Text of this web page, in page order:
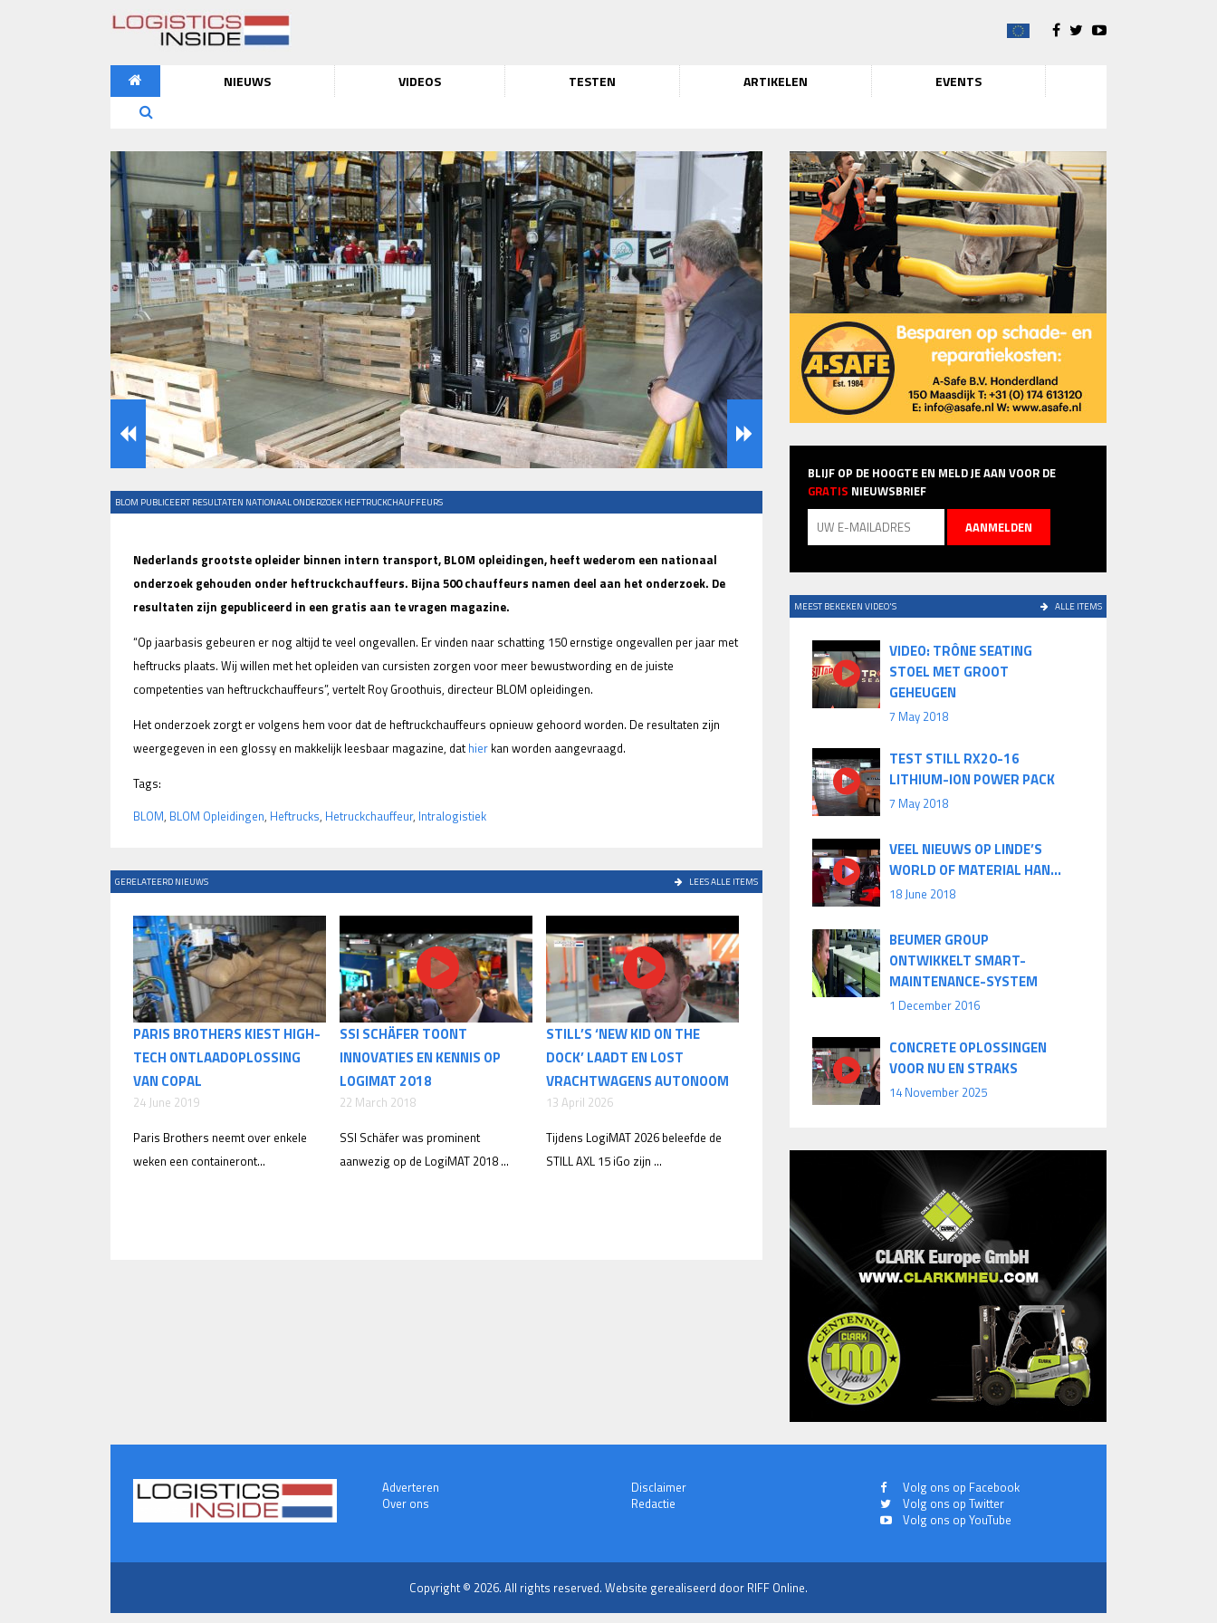
NIEUWS VIDEOS TESTEN ARTIKELEN EVENTS
BLOM PUBLICEERT RESULTATEN NATIONAAL ONDERZOEK HEFTRUCKCHAUFFEURS
Nederlands grootste opleider binnen intern transport, BLOM opleidingen, heeft wederom een nationaal
onderzoek gehouden onder heftruckchauffeurs. Bijna 500 chauffeurs namen deel aan het onderzoek. De
resultaten zijn gepubliceerd in een gratis aan te vragen magazine.
“Op jaarbasis gebeuren er nog altijd te veel ongevallen. Er vinden naar schatting 150 ernstige ongevallen per jaar met
heftrucks plaats. Wij willen met het opleiden van cursisten zorgen voor meer bewustwording en de juiste
competenties van heftruckchauffeurs”, vertelt Roy Groothuis, directeur BLOM opleidingen.
Het onderzoek zorgt er volgens hem voor dat de heftruckchauffeurs opnieuw gehoord worden. De resultaten zijn
weergegeven in een glossy en makkelijk leesbaar magazine, dathier kan worden aangevraagd.
Tags:
BLOM, BLOM Opleidingen, Heftrucks, Hetruckchauffeur, Intralogistiek
GERELATEERD NIEUWS LEES ALLE ITEMS
PARIS BROTHERS KIEST HIGH-
TECH ONTLAADOPLOSSING
VAN COPAL
24 June 2019
Paris Brothers neemt over enkele
weken een containeront...
SSI SCHÄFER TOONT
INNOVATIES EN KENNIS OP
LOGIMAT 2018
22 March 2018
SSI Schäfer was prominent
aanwezig op de LogiMAT 2018 ...
STILL’S ‘NEW KID ON THE
DOCK’ LAADT EN LOST
VRACHTWAGENS AUTONOOM
13 April 2026
Tijdens LogiMAT 2026 beleefde de
STILL AXL 15 iGo zijn ...
BLIJF OP DE HOOGTE EN MELD JE AAN VOOR DE
GRATIS NIEUWSBRIEF
MEEST BEKEKEN VIDEO'S ALLE ITEMS
VIDEO: TRÔNE SEATING
STOEL MET GROOT
GEHEUGEN
7 May 2018
TEST STILL RX20-16
LITHIUM-ION POWER PACK
7 May 2018
VEEL NIEUWS OP LINDE’S
WORLD OF MATERIAL HAN...
18 June 2018
BEUMER GROUP
ONTWIKKELT SMART-
MAINTENANCE-SYSTEM
1 December 2016
CONCRETE OPLOSSINGEN
VOOR NU EN STRAKS
14 November 2025
Adverteren
Over ons
Disclaimer
Redactie
Volg ons op Facebook
Volg ons op Twitter
Volg ons op YouTube
Copyright © 2026. All rights reserved. Website gerealiseerd door RIFF Online.